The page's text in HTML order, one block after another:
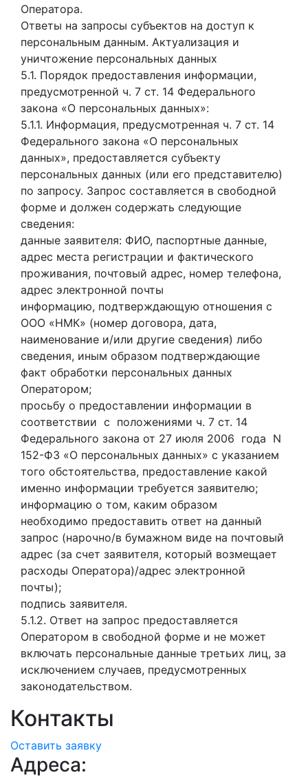
Оператора.
Ответы на запросы субъектов на доступ к
персональным данным. Актуализация и
уничтожение персональных данных
5.1. Порядок предоставления информации,
предусмотренной ч. 7 ст. 14 Федерального
закона «О персональных данных»:
5.1.1. Информация, предусмотренная ч. 7 ст. 14
Федерального закона «О персональных
данных», предоставляется субъекту
персональных данных (или его представителю)
по запросу. Запрос составляется в свободной
форме и должен содержать следующие
сведения:
данные заявителя: ФИО, паспортные данные,
адрес места регистрации и фактического
проживания, почтовый адрес, номер телефона,
адрес электронной почты
информацию, подтверждающую отношения с
ООО «НМК» (номер договора, дата,
наименование и/или другие сведения) либо
сведения, иным образом подтверждающие
факт обработки персональных данных
Оператором;
просьбу о предоставлении информации в
соответствии с положениями ч. 7 ст. 14
Федерального закона от 27 июля 2006 года N
152-ФЗ «О персональных данных» с указанием
того обстоятельства, предоставление какой
именно информации требуется заявителю;
информацию о том, каким образом
необходимо предоставить ответ на данный
запрос (нарочно/в бумажном виде на почтовый
адрес (за счет заявителя, который возмещает
расходы Оператора)/адрес электронной
почты);
подпись заявителя.
5.1.2. Ответ на запрос предоставляется
Оператором в свободной форме и не может
включать персональные данные третьих лиц, за
исключением случаев, предусмотренных
законодательством.
Контакты
Оставить заявку
Адреса: